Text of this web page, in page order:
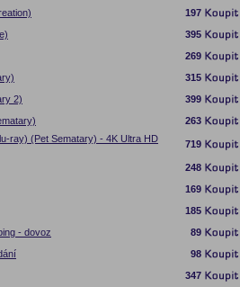
197
395
269
315
2)
399
263
ray) (Pet Sematary) - 4K Ultra HD
719
248
169
185
- dovoz
89
98
347